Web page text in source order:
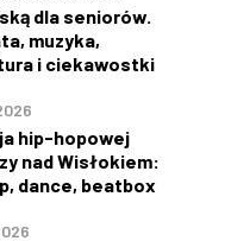
dla seniorów.
muzyka,
i ciekawostki
hip-hopowej
nad Wisłokiem:
dance, beatbox